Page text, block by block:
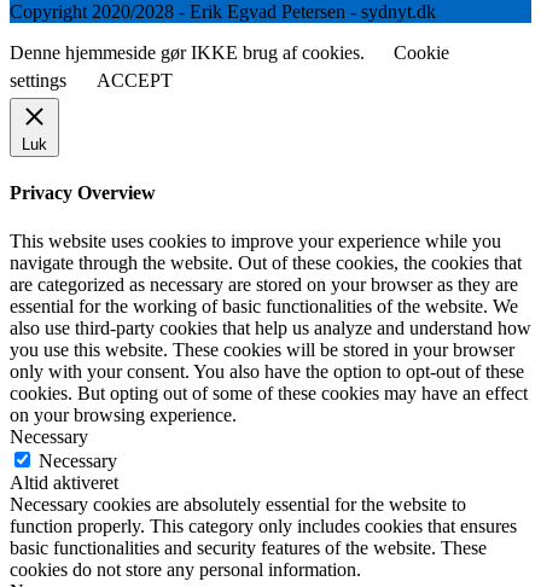
Copyright 2020/2028 - Erik Egvad Petersen - sydnyt.dk
Denne hjemmeside gør IKKE brug af cookies.
Cookie
settings
ACCEPT
Luk
Privacy Overview
This website uses cookies to improve your experience while you
navigate through the website. Out of these cookies, the cookies that
are categorized as necessary are stored on your browser as they are
essential for the working of basic functionalities of the website. We
also use third-party cookies that help us analyze and understand how
you use this website. These cookies will be stored in your browser
only with your consent. You also have the option to opt-out of these
cookies. But opting out of some of these cookies may have an effect
on your browsing experience.
Necessary
Necessary
Altid aktiveret
Necessary cookies are absolutely essential for the website to
function properly. This category only includes cookies that ensures
basic functionalities and security features of the website. These
cookies do not store any personal information.